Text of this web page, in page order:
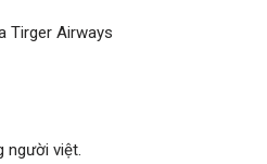
Tirger Airways
người việt.